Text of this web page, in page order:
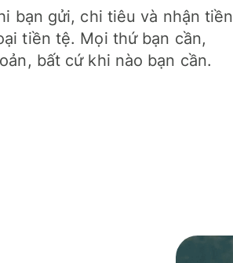
bạn gửi, chi tiêu và nhận tiền
tiền tệ. Mọi thứ bạn cần,
bất cứ khi nào bạn cần.